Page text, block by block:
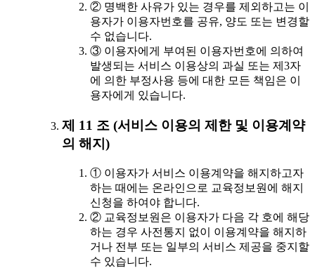
② 명백한 사유가 있는 경우를 제외하고는 이
용자가 이용자번호를 공유, 양도 또는 변경할
수 없습니다.
③ 이용자에게 부여된 이용자번호에 의하여
발생되는 서비스 이용상의 과실 또는 제3자
에 의한 부정사용 등에 대한 모든 책임은 이
용자에게 있습니다.
제 11 조 (서비스 이용의 제한 및 이용계약
의 해지)
① 이용자가 서비스 이용계약을 해지하고자
하는 때에는 온라인으로 교육정보원에 해지
신청을 하여야 합니다.
② 교육정보원은 이용자가 다음 각 호에 해당
하는 경우 사전통지 없이 이용계약을 해지하
거나 전부 또는 일부의 서비스 제공을 중지할
수 있습니다.